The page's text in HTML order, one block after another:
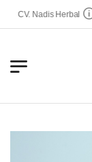
CV. Nadis Herbal